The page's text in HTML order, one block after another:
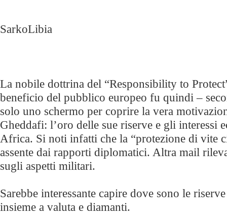
SarkoLibia
La nobile dottrina del “Responsibility to
beneficio del pubblico europeo fu quindi –
solo uno schermo per coprire la vera
Gheddafi: l’oro delle sue riserve e gli interessi
Africa. Si noti infatti che la “protezione di vite
assente dai rapporti diplomatici. Altra mail
sugli aspetti militari.
Sarebbe interessante capire dove sono le
insieme a valuta e diamanti.